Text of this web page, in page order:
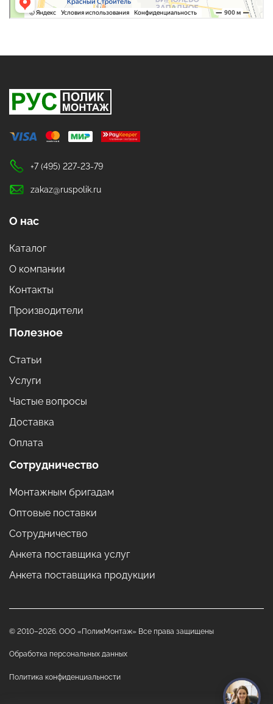
+7 (495) 227-23-79
zakaz@ruspolik.ru
О нас
Каталог
О компании
Контакты
Производители
Полезное
Статьи
Услуги
Частые вопросы
Доставка
Оплата
Сотрудничество
Монтажным бригадам
Оптовые поставки
Сотрудничество
Анкета поставщика услуг
Анкета поставщика продукции
© 2010–2026. ООО «ПоликМонтаж» Все права защищены
Обработка персональных данных
Политика конфиденциальности